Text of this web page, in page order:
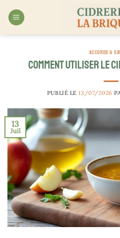
ACCORDS &
Comment utiliser le
PUBLIÉ LE13/07/2026
13
Juil